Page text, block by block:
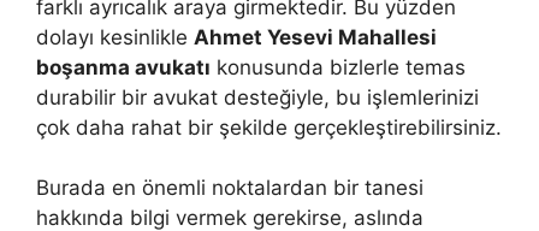
farklı ayrıcalık araya girmektedir. Bu yüzden
dolayı kesinlikle Ahmet Yesevi Mahallesi
boşanma avukatı konusunda bizlerle temas
durabilir bir avukat desteğiyle, bu işlemlerinizi
çok daha rahat bir şekilde gerçekleştirebilirsiniz.
Burada en önemli noktalardan bir tanesi
hakkında bilgi vermek gerekirse, aslında